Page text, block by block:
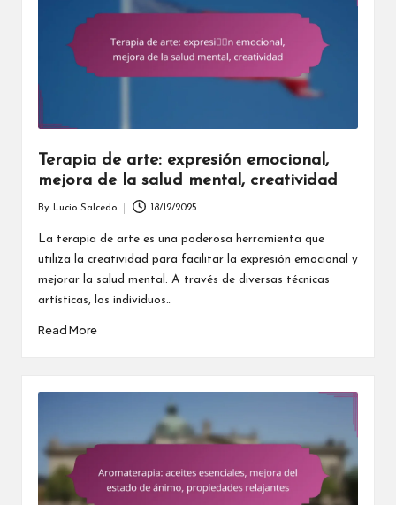
Terapia de arte: expresión emocional,
mejora de la salud mental, creatividad
by
By Lucio Salcedo 18/12/2025
La terapia de arte es una poderosa herramienta que
utiliza la creatividad para facilitar la expresión emocional y
mejorar la salud mental. A través de diversas técnicas
artísticas, los individuos…
Read More